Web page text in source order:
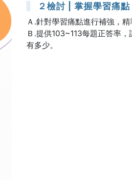
２檢討 | 掌握學習痛點
Ａ.針對學習痛點進行補強，
Ｂ.提供103~113每題正答率
有多少。